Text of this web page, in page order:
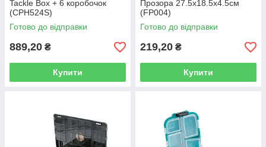
Tackle Box + 6 коробочок
(CPH524S)
Готово до відправки
889,20 ₴
Купити
Прозора 27.5x18.5x4.5см
(FP004)
Готово до відправки
219,20 ₴
Купити